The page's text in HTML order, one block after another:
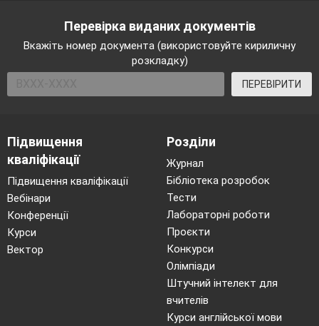
Перевірка виданих документів
Вкажіть номер документа (використовуйте кириличну
розкладку)
ПЕРЕВІРИТИ
Підвищення
кваліфікації
Підвищення кваліфікації
Вебінари
Конференції
Курси
Вектор
Розділи
Журнал
Бібліотека розробок
Тести
Лабораторні роботи
Проєкти
Конкурси
Олімпіади
Штучний інтелект для
вчителів
Курси англійської мови